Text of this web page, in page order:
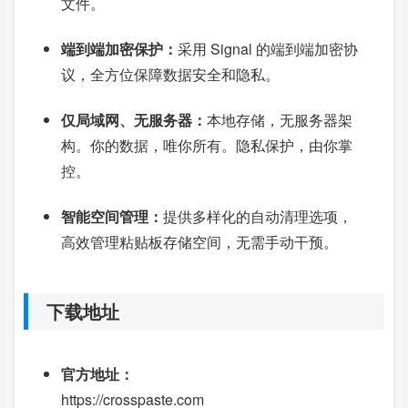
端到端加密保护： 采用 Signal 的端到端加密协
议，全方位保障数据安全和隐私。
仅局域网、无服务器： 本地存储，无服务器架
构。你的数据，唯你所有。隐私保护，由你掌
控。
智能空间管理： 提供多样化的自动清理选项，
高效管理粘贴板存储空间，无需手动干预。
下载地址
官方地址：
https://crosspaste.com